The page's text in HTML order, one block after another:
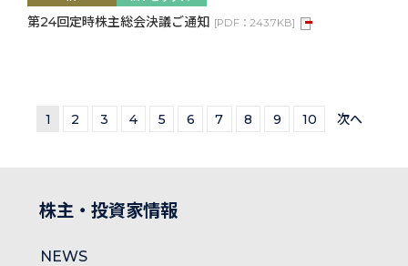
第24回定時株主総会決議ご通知 [PDF： 243.7KB]
1 2 3 4 5 6 7 8 9 10 次へ
株主・投資家情報
NEWS